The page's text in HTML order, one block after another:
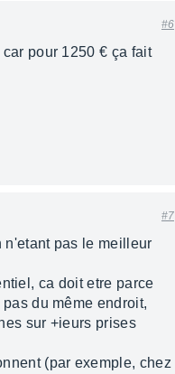
#6
pour 1250 € ça fait
#7
n'etant pas le meilleur
ca doit etre parce
du même endroit,
sur +ieurs prises
(par exemple, chez